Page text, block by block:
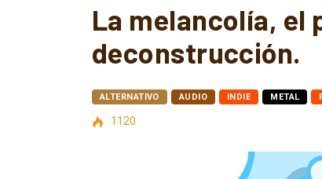
La melancolía, el
deconstrucción.
ALTERNATIVO AUDIO INDIE METAL
1120